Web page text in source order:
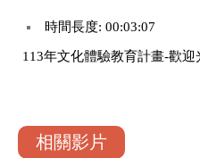
時間長度: 00:03:07
113年文化體驗教育計畫-歡迎
相關影片